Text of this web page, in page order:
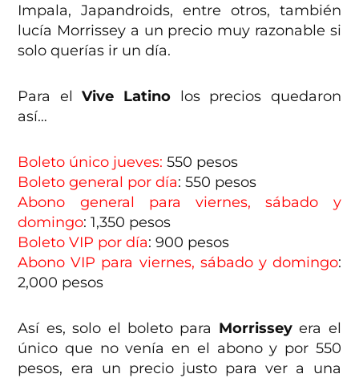
Impala, Japandroids, entre otros, también
lucía Morrissey a un precio muy razonable si
solo querías ir un día.
Para elVive Latino los precios quedaron
así…
Boleto único jueves: 550 pesos
Boleto general por día: 550 pesos
Abono general para viernes, sábado y
domingo: 1,350 pesos
Boleto VIP por día: 900 pesos
Abono VIP para viernes, sábado y domingo:
2,000 pesos
Así es, solo el boleto para Morrisseyera el
único que no venía en el abono y por 550
pesos, era un precio justo para ver a una